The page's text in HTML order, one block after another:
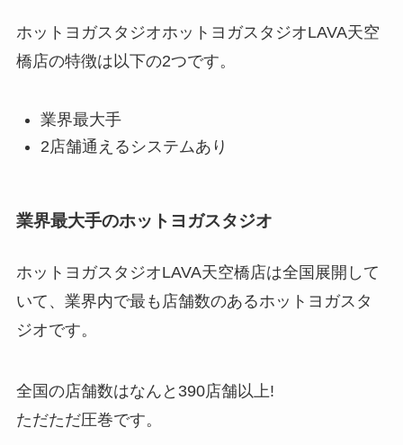
ホットヨガスタジオホットヨガスタジオLAVA天空
橋店の特徴は以下の2つです。
業界最大手
2店舗通えるシステムあり
業界最大手のホットヨガスタジオ
ホットヨガスタジオLAVA天空橋店は全国展開して
いて、業界内で最も店舗数のあるホットヨガスタ
ジオです。
全国の店舗数はなんと 390店舗以上!
ただただ圧巻です。